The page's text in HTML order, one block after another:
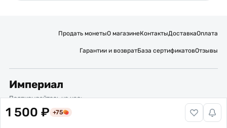
1 500 ₽ +75
Продать монетыО магазинеКонтактыДоставкаОплата
Гарантии и возвратБаза сертификатовОтзывы
Империал
Подписывайтесь на нас:
Вакансии